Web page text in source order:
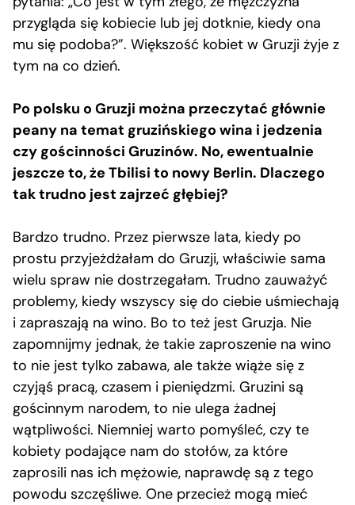
przygląda się kobiecie lub jej dotknie, kiedy ona
mu się podoba?”. Większość kobiet w Gruzji żyje z
tym na co dzień.
Po polsku o Gruzji można przeczytać głównie
peany na temat gruzińskiego wina i jedzenia
czy gościnności Gruzinów. No, ewentualnie
jeszcze to, że Tbilisi to nowy Berlin. Dlaczego
tak trudno jest zajrzeć głębiej?
Bardzo trudno. Przez pierwsze lata, kiedy po
prostu przyjeżdżałam do Gruzji, właściwie sama
wielu spraw nie dostrzegałam. Trudno zauważyć
problemy, kiedy wszyscy się do ciebie uśmiechają
i zapraszają na wino. Bo to też jest Gruzja. Nie
zapomnijmy jednak, że takie zaproszenie na wino
to nie jest tylko zabawa, ale także wiąże się z
czyjąś pracą, czasem i pieniędzmi. Gruzini są
gościnnym narodem, to nie ulega żadnej
wątpliwości. Niemniej warto pomyśleć, czy te
kobiety podające nam do stołów, za które
zaprosili nas ich mężowie, naprawdę są z tego
powodu szczęśliwe. One przecież mogą mieć